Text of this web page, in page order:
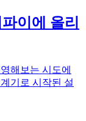
이에 올리
해보는 시도에
기로 시작된 설